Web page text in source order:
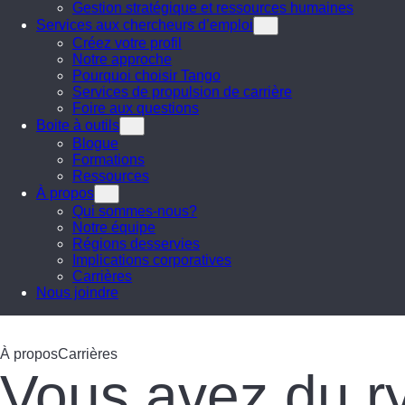
Gestion stratégique et ressources humaines
Services aux chercheurs d’emploi
Créez votre profil
Notre approche
Pourquoi choisir Tango
Services de propulsion de carrière
Foire aux questions
Boite à outils
Blogue
Formations
Ressources
À propos
Qui sommes-nous?
Notre équipe
Régions desservies
Implications corporatives
Carrières
Nous joindre
À proposCarrières